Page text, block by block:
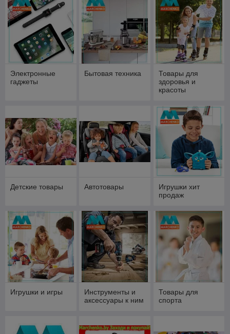
Электронные
гаджеты
Бытовая техника
Товары для
здоровья и
красоты
Детские товары Автотовары
Игрушки хит
продаж
Игрушки и игры
Инструменты и
аксессуары к ним
Товары для
спорта